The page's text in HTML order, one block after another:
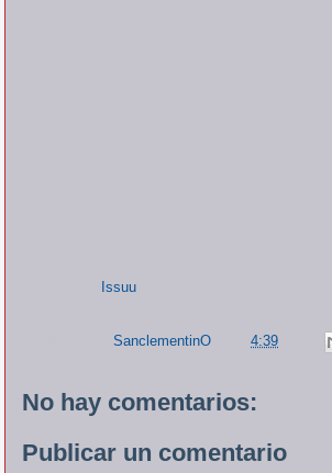
Issuu
SanclementinO 4:39
No hay comentarios:
Publicar un comentario